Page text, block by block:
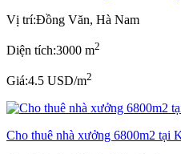
Vị trí:Đồng Văn, Hà Nam
Diện tích:3000 m2
Giá:4.5 USD/m2
Cho thuê nhà xưởng 6800m2 tại